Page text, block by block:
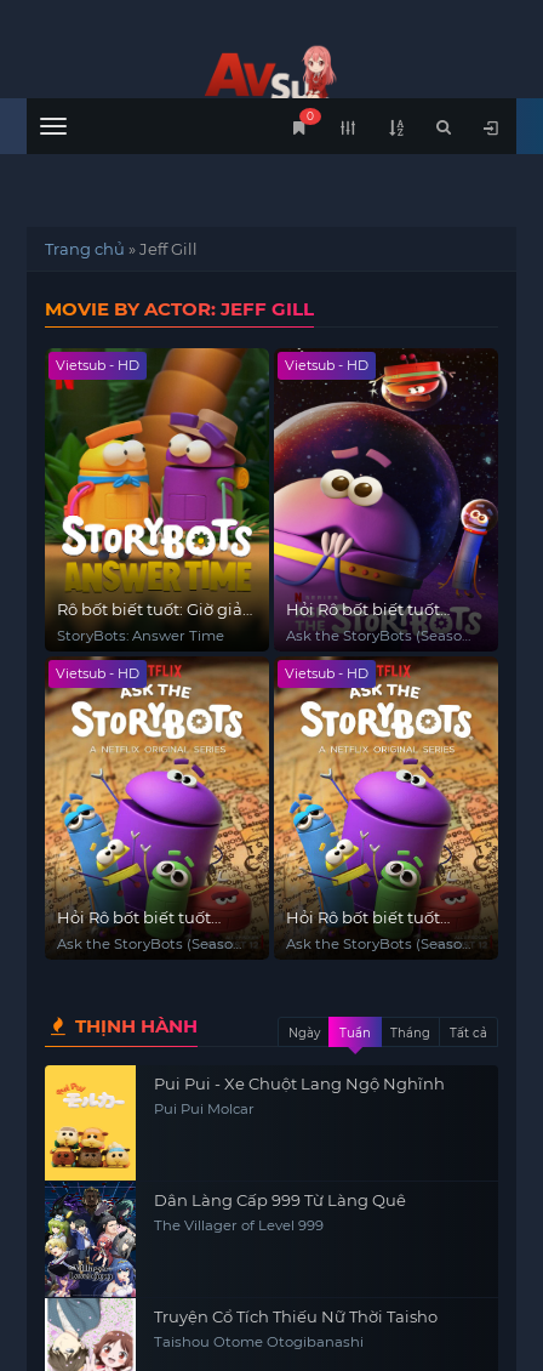
Menu
0
Trang chủ »Jeff Gill
MOVIE BY ACTOR: JEFF GILL
Vietsub - HD
Rô bốt biết tuốt: Giờ giải
đáp
StoryBots: Answer Time
Vietsub - HD
Hỏi Rô bốt biết tuốt
(Phần 3)
Ask the StoryBots (Season
3)
Vietsub - HD
Hỏi Rô bốt biết tuốt
(Phần 2)
Ask the StoryBots (Season
Vietsub - HD
Hỏi Rô bốt biết tuốt
(Phần 1)
Ask the StoryBots (Season
THỊNH HÀNH Ngày Tuần Tháng Tất cả
Pui Pui - Xe Chuột Lang Ngộ Nghĩnh
Pui Pui Molcar
Dân Làng Cấp 999 Từ Làng Quê
The Villager of Level 999
Truyện Cổ Tích Thiếu Nữ Thời Taisho
Taishou Otome Otogibanashi